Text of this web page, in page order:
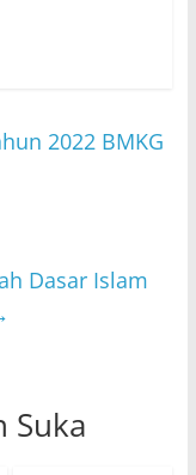
2022 BMKG
Dasar Islam
Suka